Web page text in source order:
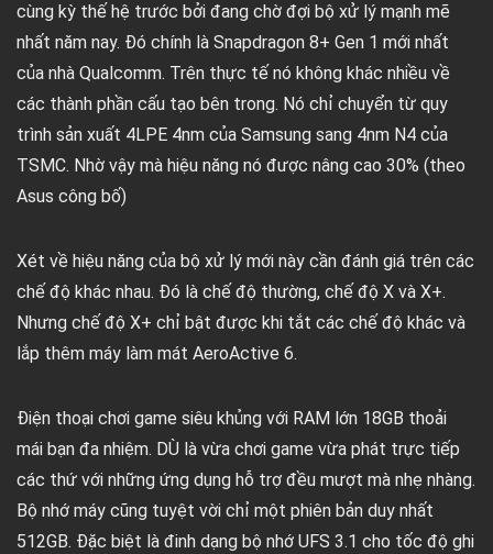
cùng kỳ thế hệ trước bởi đang chờ đợi bộ xử lý mạnh mẽ
nhất năm nay. Đó chính là Snapdragon 8+ Gen 1 mới nhất
của nhà Qualcomm. Trên thực tế nó không khác nhiều về
các thành phần cấu tạo bên trong. Nó chỉ chuyển từ quy
trình sản xuất 4LPE 4nm của Samsung sang 4nm N4 của
TSMC. Nhờ vậy mà hiệu năng nó được nâng cao 30% (theo
Asus công bố)
Xét về hiệu năng của bộ xử lý mới này cần đánh giá trên các
chế độ khác nhau. Đó là chế độ thường, chế độ X và X+.
Nhưng chế độ X+ chỉ bật được khi tắt các chế độ khác và
lắp thêm máy làm mát AeroActive 6.
Điện thoại chơi game siêu khủng với RAM lớn 18GB thoải
mái bạn đa nhiệm. DÙ là vừa chơi game vừa phát trực tiếp
các thứ với những ứng dụng hỗ trợ đều mượt mà nhẹ nhàng.
Bộ nhớ máy cũng tuyệt vời chỉ một phiên bản duy nhất
512GB. Đặc biệt là đinh dạng bộ nhớ UFS 3.1 cho tốc độ ghi